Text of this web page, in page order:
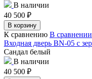
В наличии
40 500 ₽
В корзину
К сравнению В сравнении
Входная дверь BN-05 с
Сандал белый
В наличии
40 500 ₽